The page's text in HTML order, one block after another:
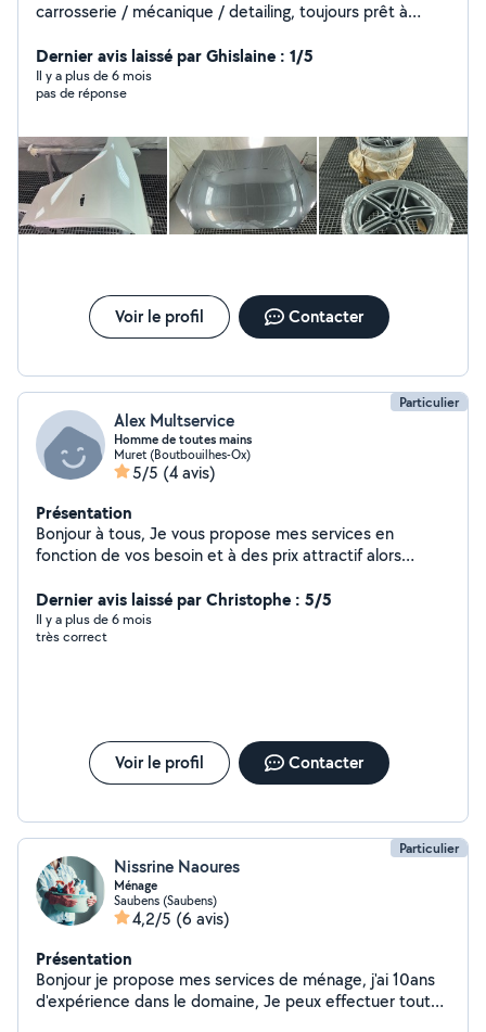
carrosserie / mécanique / detailing, toujours prêt à
être je suis prêt à m'occuper de vos véhicules (
nettoyage intérieur / extérieur / lustrage / petite
mécanique / carrosserie / tôlerie / pose de béquet /
message je prendrai un réel plaisir à satisfaire vos
demandes :)
Dernier avis laissé par Ghislaine : 1/5
Il y a plus de 6 mois
pas de réponse
Voir le profil Contacter
Particulier
Alex Multservice
Homme de toutes mains
Muret (Boutbouilhes-Ox)
5/5 (4 avis)
Présentation
Bonjour à tous, Je vous propose mes services en
fonction de vos besoin et à des prix attractif alors
Mécanique Dépannage Débarrasse les encombrants et
la Ferraille A bientôt
Dernier avis laissé par Christophe : 5/5
Il y a plus de 6 mois
très correct
Voir le profil Contacter
Particulier
Nissrine Naoures
Ménage
Saubens (Saubens)
4,2/5 (6 avis)
Présentation
Bonjour je propose mes services de ménage, j'ai 10ans
d'expérience dans le domaine, Je peux effectuer toutes